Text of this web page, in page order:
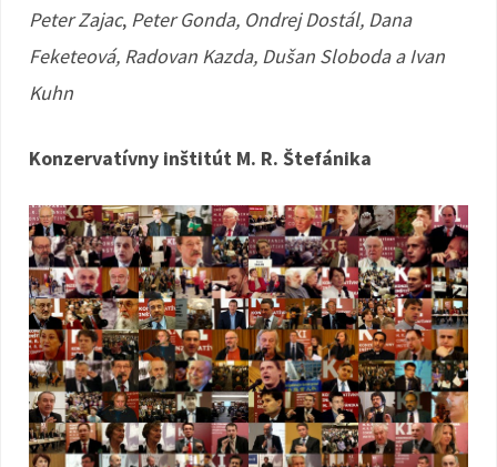
Peter Zajac, Peter Gonda, Ondrej Dostál, Dana
Feketeová, Radovan Kazda, Dušan Sloboda a Ivan
Kuhn
Konzervatívny inštitút M. R. Štefánika